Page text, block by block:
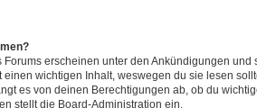
erscheinen unter den Ankündigungen und
einen wichtigen Inhalt, weswegen du sie lesen
es von deinen Berechtigungen ab, ob du
stellt die Board-Administration ein.